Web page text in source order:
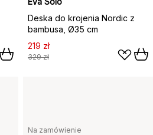
Deska do krojenia Nordic z
bambusa, Ø35 cm
219 zł
329 zł
Na zamówienie